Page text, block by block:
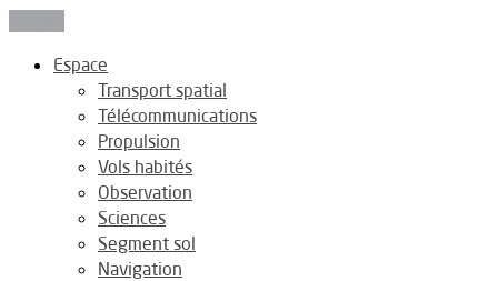
Espace
Transport spatial
Télécommunications
Propulsion
Vols habités
Observation
Sciences
Segment sol
Navigation